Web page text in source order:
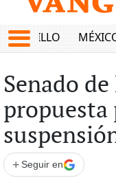
SALTILLO
Senado
propuesta
+ Seguir en